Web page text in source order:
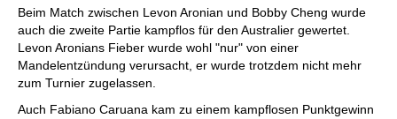
Beim Match zwischen Levon Aronian und Bobby Cheng wurde
auch die zweite Partie kampflos für den Australier gewertet.
Levon Aronians Fieber wurde wohl "nur" von einer
Mandelentzündung verursacht, er wurde trotzdem nicht mehr
zum Turnier zugelassen.
Auch Fabiano Caruana kam zu einem kampflosen Punktgewinn